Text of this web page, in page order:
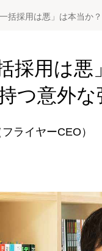
一括採用は悪」は本当か
採用は
つ意外な
ライヤーCEO）